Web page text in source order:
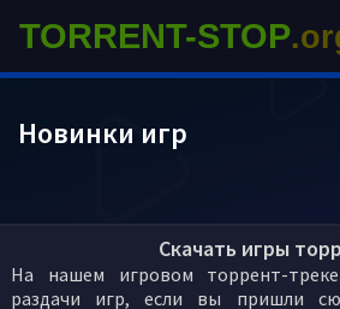
Скачать игры
На нашем игровом торрент-
раздачи игр, если вы пришли
TORRENT-STOP
Новинки игр